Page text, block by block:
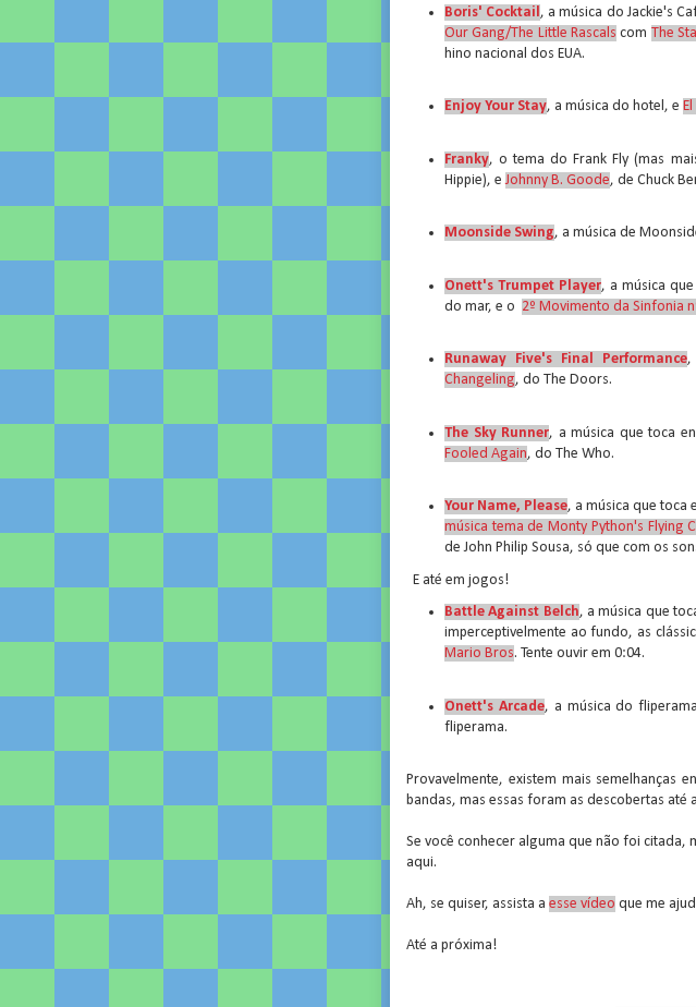
Boris' Cocktail , a música do Jackie's
Our Gang/The Little Rascals com The
hino nacional dos EUA.
Enjoy Your Stay, a música do hotel, e
Franky, o tema do Frank Fly (mas
Hippie), eJohnny B. Goode, de Chuck
Moonside Swing, a música de
Onett's Trumpet Player, a música
do mar, e o 2º Movimento da Sinfonia
Runaway Five's Final Performance,
Changeling, do The Doors.
The Sky Runner, a música que toca
Fooled Again, do The Who.
Your Name, Please, a música que toca
música tema de Monty Python's Flying
de John Philip Sousa, só que com os
E até em jogos!
Battle Against Belch, a música que
imperceptivelmente ao fundo, as
Mario Bros. Tente ouvir em 0:04.
Onett's Arcade, a música do
fliperama.
Provavelmente, existem mais semelhanças
bandas, mas essas foram as descobertas até
Se você conhecer alguma que não foi citada,
aqui.
Ah, se quiser, assista a esse vídeo que me
Até a próxima!